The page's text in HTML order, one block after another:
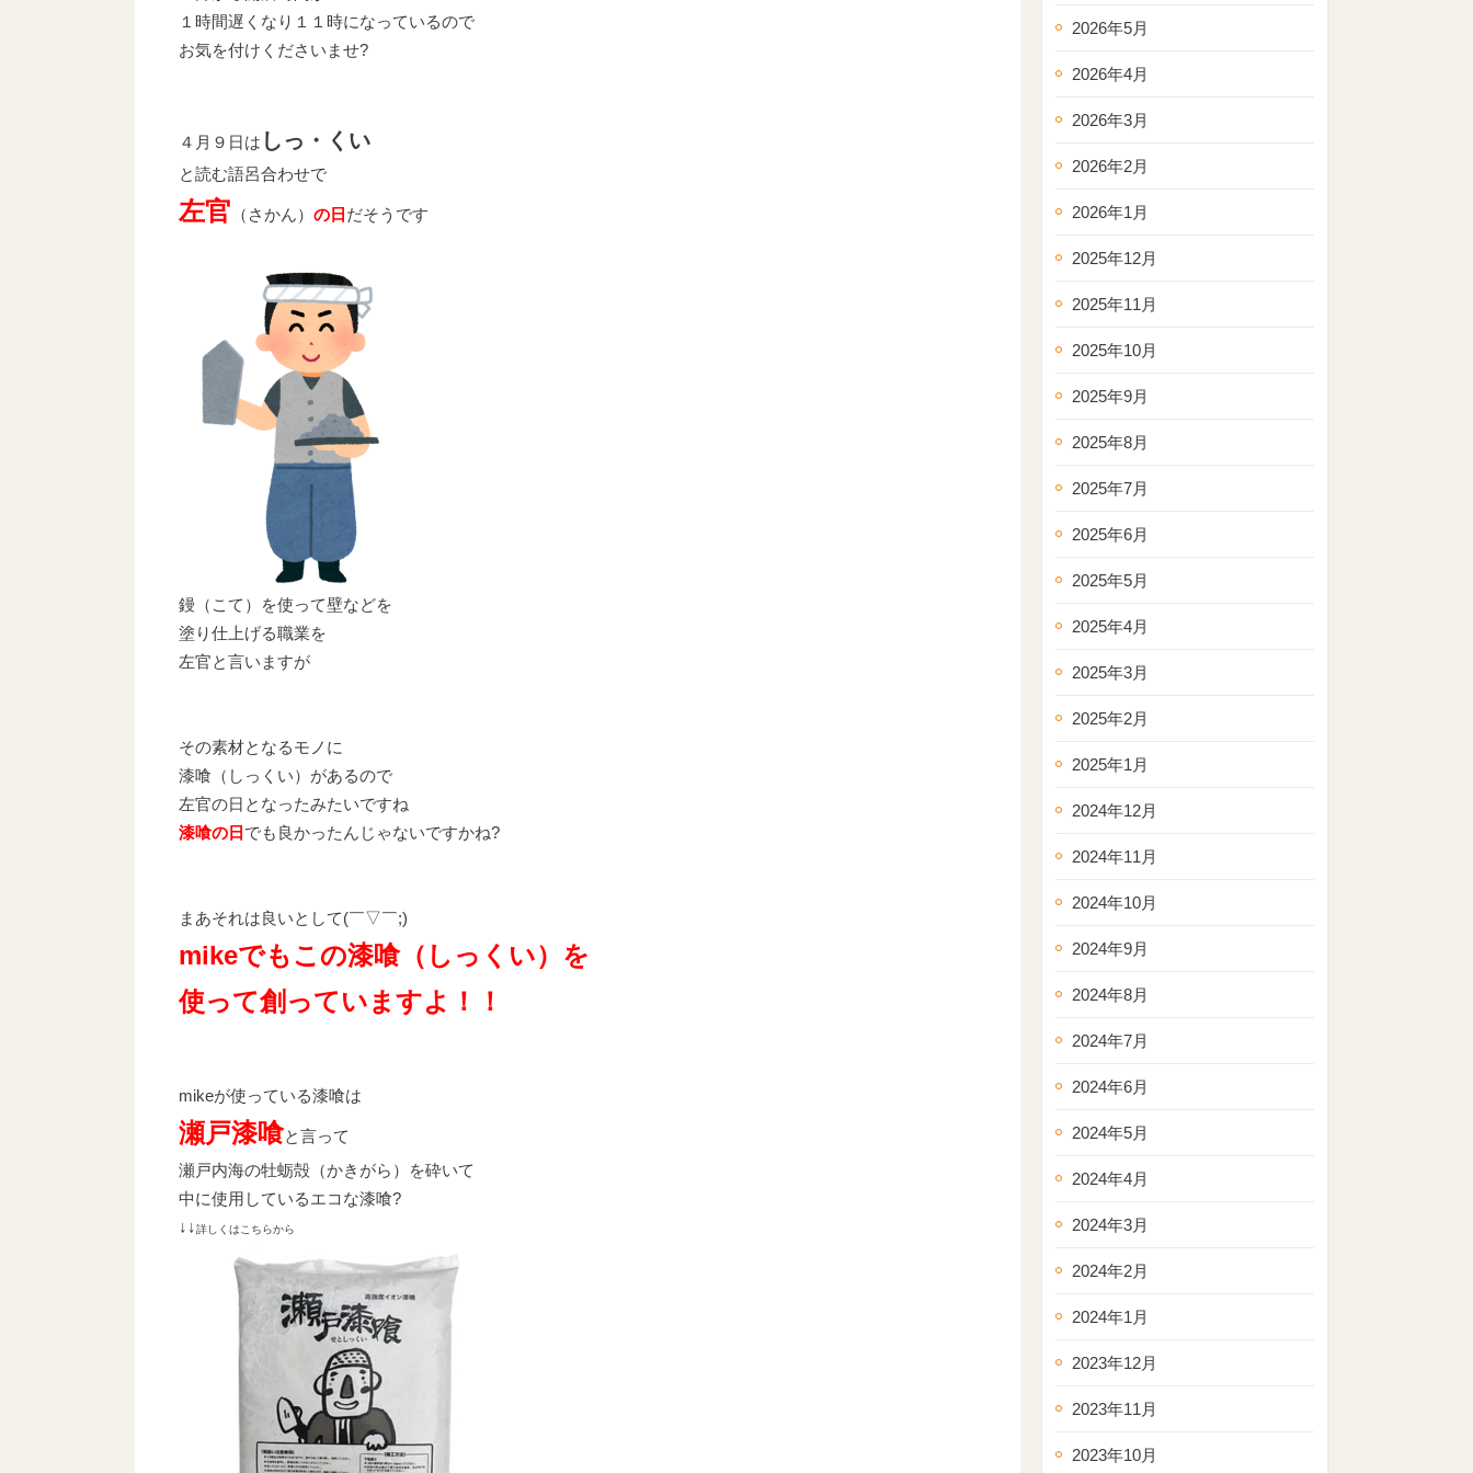
１時間遅くなり１１時になっているので
お気を付けくださいませ?
４月９日は しっ・くい
と読む語呂合わせで
左官 （さかん） の日 だそうです
鏝（こて）を使って壁などを
塗り仕上げる職業を
左官と言いますが
その素材となるモノに
漆喰（しっくい）があるので
左官の日となったみたいですね
漆喰の日 でも良かったんじゃないですかね?
まあそれは良いとして(￣▽￣;)
mikeでもこの漆喰（しっくい）を
使って創っていますよ！！
mikeが使っている漆喰は
瀬戸漆喰と言って
瀬戸内海の牡蛎殻（かきがら）を砕いて
中に使用しているエコな漆喰?
↓↓詳しくはこちらから
2026年5月
2026年4月
2026年3月
2026年2月
2026年1月
2025年12月
2025年11月
2025年10月
2025年9月
2025年8月
2025年7月
2025年6月
2025年5月
2025年4月
2025年3月
2025年2月
2025年1月
2024年12月
2024年11月
2024年10月
2024年9月
2024年8月
2024年7月
2024年6月
2024年5月
2024年4月
2024年3月
2024年2月
2024年1月
2023年12月
2023年11月
2023年10月